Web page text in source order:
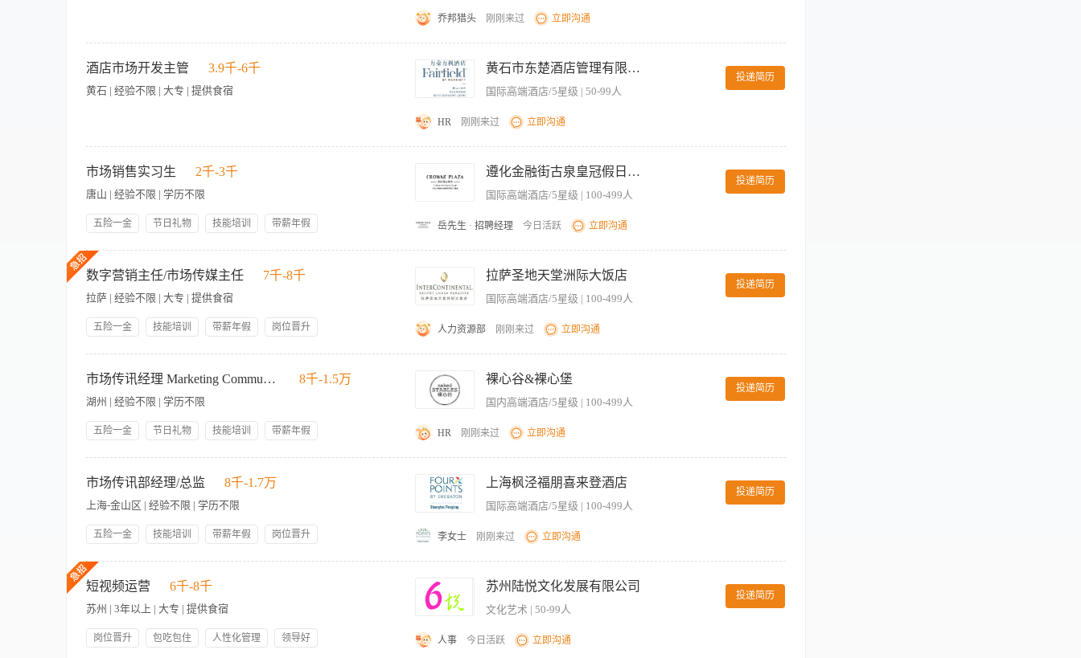
现有产品的迭代优化，定期收集客户反馈、运营数据、市场评价，针对滞销产品、体验不佳产品进行升级改造、组合优化或淘汰更新，持续提升产品复购率与客户满
意度。 5、搭建酒店产品标准化体系，制定各类产品的服务标准、体验流程、定价体系、售卖规则及售后标准，保障产品落地体验统一、品质可控。 6、联动市场营
销、自媒体运营团队，输出产品卖点、宣传素材、推广方案，配合各类营销活动开展产品推广，助力产品销量及酒店营收提升。 7、跟踪产品上线后的运营数据，分
析产品销量、转化率、客单价、客户评价等核心数据，定期输出产品复盘报告，持续优化产品体系与运营策略。 8、挖掘酒店特色资源，打造网红产品、特色旅居套
餐、高端定制服务产品，构建酒店差异化品牌标签，提升酒店市场辨识度与核心竞争力。 任职要求：本科及以上学历，3年及以上酒店、文旅类产品研发管理经验，
熟知酒店业态与市场逻辑，具备优秀的市场洞察、产品策划及项目统筹落地能力，有相关成功操盘案例优先。
乔邦猎头 刚刚来过 立即沟通
区景色、节庆活动策划日常直播、专场直播、达人联动直播；统筹每场直播全流程，联动短视频切片引流，玩转同城流量与本地生活团购模式。 3.制定投放计划，持
续优化投产；每日 / 每场直播开展数据复盘，重点监测在线、停留、下单量、门票核销率，持续优化运营策略。 4.对接文旅达人、官方媒体开展联合直播；建立直播
间舆情应急机制，维护景区线上品牌形象；统筹达人合作洽谈、结算管理。 5.联动景区票务、活动、接待等部门调配资源；合理管控直播投放、设备、达人合作预
算，定期输出月度、季度经营汇报。 6.拥有文旅景区抖音本地生活直播 0-1 操盘经验，熟悉团购核销、景区票务业务；精通短视频 + 直播联动，读懂后台数据；具备
酒店市场开发主管 3.9千-6千
黄石 | 经验不限 | 大专 | 提供食宿
黄石市东楚酒店管理有限公司
国际高端酒店/5星级 | 50-99人
投递简历
HR 刚刚来过 立即沟通
放宽条件）； （2）具备3年及以上酒店市场开发或销售管理经验，至少4年其他销售团队管理经历； （3）掌握万豪万枫OPERA等前台管理系统优先； （4）能独立
开展市场调研，分析行业趋势、竞品动态，制定区域市场开发策略和年度/季度业绩目标并落地； （5）擅长客户开发、商务谈判及合同签订，具备项目招投标、回款
管理能力； （6）具备极强的沟通协调、抗压能力和结果导向思维，有良好的职业操守。
市场销售实习生 2千-3千
唐山 | 经验不限 | 学历不限
五险一金 节日礼物 技能培训
带薪年假
遵化金融街古泉皇冠假日酒店
国际高端酒店/5星级 | 100-499人
投递简历
岳先生 · 招聘经理 今日活跃 立即沟通
【岗位职责】 1、协助市场销售团队完成客户资料收集、整理与归档，维护客户数据库。 2、参与酒店产品及套餐的线上与线下推广活动，包括社交媒体内容策划、物
料准备及现场协助。 3、负责客户拜访前的资料准备、行程安排及拜访后的跟进记录。 4、协助处理销售合同、报价单等文档的起草、流转与归档。 5、参与部门内部
会议并记录会议纪要，跟踪待办事项完成情况。 6、完成上级交办的其他市场销售相关事务性工作。 【岗位要求】 1、专业不限，对酒店销售或市场营销工作有浓厚
兴趣者优先。 2、具备良好的沟通表达能力和服务意识，性格开朗，乐于与人协作。 3、熟练使用Office办公软件（Word、Excel、PPT），具备基础的数据整理能力。
4、工作细致认真，有责任心，能适应多任务工作节奏。 5、实习期保证每周至少5天出勤，能连续实习6个月以上者优先。
数字营销主任/市场传媒主任 7千-8千
拉萨 | 经验不限 | 大专 | 提供食宿
五险一金 技能培训 带薪年假
岗位晋升
拉萨圣地天堂洲际大饭店
国际高端酒店/5星级 | 100-499人
投递简历
人力资源部 刚刚来过 立即沟通
知晓度）及维持良好关系（企业客户、酒店客人、商业伙伴、本地社区、政府和供应商）； 2. 协助市场传讯经理管理并优化酒店在各OTA平台（如携程、美团、抖音
等）的线上分销渠道，提升曝光率和转化率. 3. 协助市场传讯经理/总监执行IHG市场传讯标准操作流程所描述的六大核心职责：市场推广计划、印刷品与广告的设计
制作、内容管理、公共关系、酒店推广及活动和社交媒体； 工作职责： 1. 协助市场传讯经理管理酒店的市场活动，包括媒体参与、博主接待、摄影摄像拍摄及剪辑
等； 2. 管理酒店社交媒体平台，支持策略性促销活动，建立酒店客户数据库； 3. 分析市场数据及竞争对手动态，定期输出营销效果报告并提出改进建议 技能要求：
1. 熟练使用剪辑软件及Ai、Ps的优先。 2. 具备不断学习和更新的能力，能够跟随行业发展和变化，学习新的技能和知识及沟通能力，创造力，团队协作力，责任心
等。
市场传讯经理 Marketing Communications Manager 8千-1.5万
湖州 | 经验不限 | 学历不限
五险一金 节日礼物 技能培训
带薪年假
裸心谷&裸心堡
国内高端酒店/5星级 | 100-499人
投递简历
HR 刚刚来过 立即沟通
限于数字营销、社交媒体推广、公关活动及合作项目； 3、分析市场趋势、竞争对手动态及客户需求，定期提交市场分析报告，为决策提供数据支持； 4、协调内外部
资源，与销售、运营、设计等部门紧密合作，确保营销活动的高效落地； 5、管理区域市场预算，优化投放效果，确保ROIzui大化； 6、维护与媒体、KOL、行业协会
等合作伙伴的关系，拓展品牌合作机会； 7、监控营销活动效果，及时调整策略，确保达成品牌曝光、客户转化等核心指标。 【岗位要求】 1、对酒店、旅游或生活
方式行业有浓厚兴趣，具备敏锐的市场洞察力和创新思维； 2、优秀的策划与执行能力，能独立完成从方案设计到落地的全流程工作； 3、具备较强的数据分析能力，
熟练使用Excel、PPT等工具，能通过数据驱动决策； 4、出色的沟通协调能力，能与跨部门团队及外部合作伙伴高效协作； 5、抗压能力强，适应快节奏工作环境，能
同时处理多项任务； 6、有相关行业经验或成功营销案例者优先，但欢迎无经验但具备潜力的候选人； 7、对裸心品牌文化有认同感，愿意为提升客户体验贡献创意与
热情。
市场传讯部经理/总监 8千-1.7万
上海-金山区 | 经验不限 | 学历不限
五险一金 技能培训 带薪年假
岗位晋升
上海枫泾福朋喜来登酒店
国际高端酒店/5星级 | 100-499人
投递简历
李女士 刚刚来过 立即沟通
1.在与酒店经营规划一致的指导方向下，制定目标，预算及全年媒体推广计划。 2.及时更新酒店信息和设施等，作为促销手段。 3.保持与媒介的联系，安排新闻发布
和其他公众活动，同时作为酒店和媒介沟通的润滑剂，宣传酒店的良好形象，减弱并消除酒店可能产生的负面影响。 4.分派有关酒店销售信息至不同的传媒机构，进
行针对性的宣传。 5.了解兄弟姐妹酒店的促销情况；保持与主要竞争酒店的信息及交流。 6.控制预算并避免广告商重复使用酒店广告外观及内容。 7.监督并维持媒介
的计划安排，同时迅速解决问题。 8.协调并执行所有内部印刷品的质量，对外专业印刷公司的品质进行严格把关。 9.协调并负责一切海报，展示和在酒店公共区域内
的临时指示牌的质量及标准。 10.负责前期内部设计，后期专业公司印刷。 11.完成酒店指派任务及配合市场营销部其他相关工作。
短视频运营 6千-8千
苏州 | 3年以上 | 大专 | 提供食宿
岗位晋升 包吃包住 人性化管理
领导好
苏州陆悦文化发展有限公司
文化艺术 | 50-99人
投递简历
人事 今日活跃 立即沟通